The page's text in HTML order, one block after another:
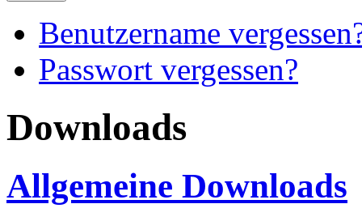
Benutzername
Passwort vergessen?
Downloads
Allgemeine Downloads